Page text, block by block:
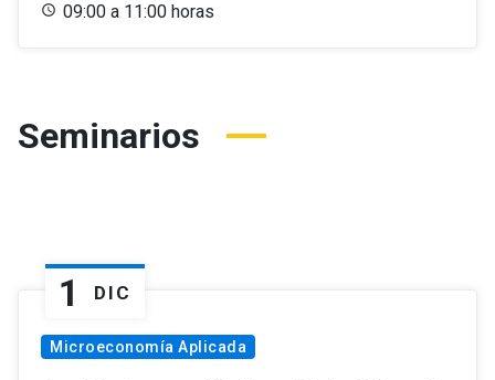
09:00 a 11:00 horas
Seminarios
1 DIC
Microeconomía Aplicada